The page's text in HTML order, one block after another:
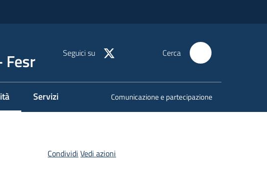
Fesr Seguici su Cerca
Servizi Comunicazione e partecipazione
Condividi Vedi azioni